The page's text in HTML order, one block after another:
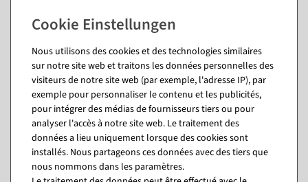
Questions sur l'article
Vous pourriez aussi aimer (8)
Nous utilisons des cookies et des technologies similaires
sur notre site web et traitons les données personnelles des
visiteurs de notre site web (par exemple, l'adresse IP), par
exemple pour personnaliser le contenu et les publicités,
pour intégrer des médias de fournisseurs tiers ou pour
analyser l'accès à notre site web. Le traitement des
données a lieu uniquement lorsque des cookies sont
installés. Nous partageons ces données avec des tiers que
nous nommons dans les paramètres.